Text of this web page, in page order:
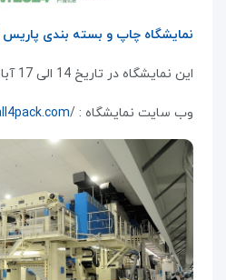
نمایشگاه چاپ و بسته بندی پاریس ALL4PACK
این نمایشگاه در تاریخ 14 الی 17 آبان برگزار می شود.
وب سایت نمایشگاه : /